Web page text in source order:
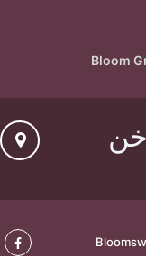
Bloom